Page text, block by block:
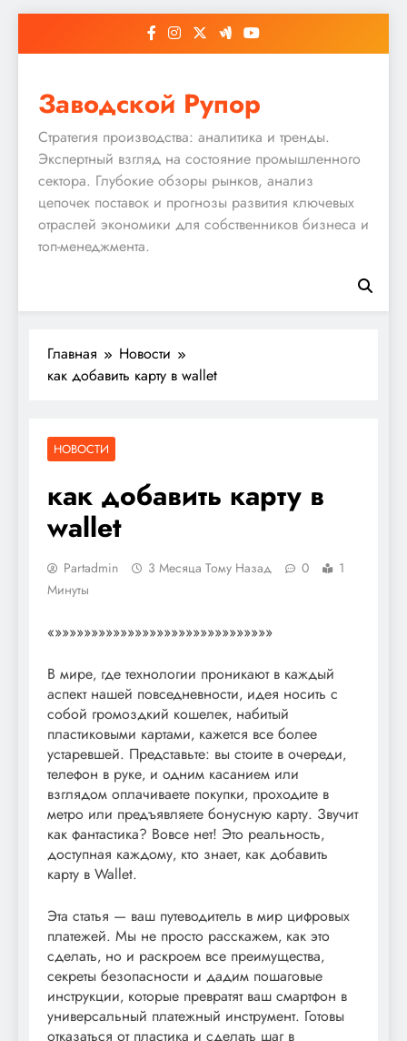
Заводской Рупор
Стратегия производства: аналитика и тренды.
Экспертный взгляд на состояние промышленного
сектора. Глубокие обзоры рынков, анализ
цепочек поставок и прогнозы развития ключевых
отраслей экономики для собственников бизнеса и
топ-менеджмента.
Главная
Новости
как добавить карту в wallet
НОВОСТИ
как добавить карту в
wallet
Partadmin 3 Месяца Тому Назад 0
1
Минуты
«»»»»»»»»»»»»»»»»»»»»»»»»»»»»»»
В мире‚ где технологии проникают в каждый
аспект нашей повседневности‚ идея носить с
собой громоздкий кошелек‚ набитый
пластиковыми картами‚ кажется все более
устаревшей. Представьте: вы стоите в очереди‚
телефон в руке‚ и одним касанием или
взглядом оплачиваете покупки‚ проходите в
метро или предъявляете бонусную карту. Звучит
как фантастика? Вовсе нет! Это реальность‚
доступная каждому‚ кто знает‚ как добавить
карту в Wallet.
Эта статья — ваш путеводитель в мир цифровых
платежей. Мы не просто расскажем‚ как это
сделать‚ но и раскроем все преимущества‚
секреты безопасности и дадим пошаговые
инструкции‚ которые превратят ваш смартфон в
универсальный платежный инструмент. Готовы
отказаться от пластика и сделать шаг в